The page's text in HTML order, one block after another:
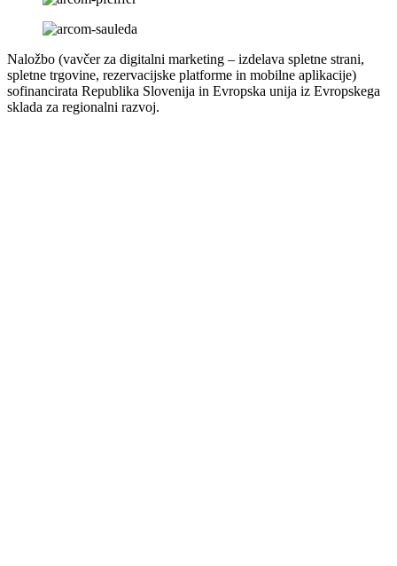
Naložbo (vavčer za digitalni marketing – izdelava spletne strani,
spletne trgovine, rezervacijske platforme in mobilne aplikacije)
sofinancirata Republika Slovenija in Evropska unija iz Evropskega
sklada za regionalni razvoj.